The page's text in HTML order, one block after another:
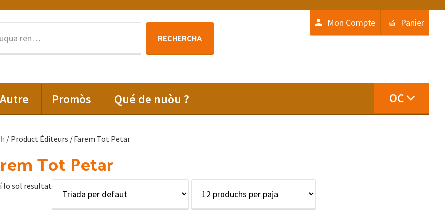
:
RECHERCHA
Mon Compte Panier
Autre Promòs Qué de nuòu ? OC
/ Product Éditeurs / Farem Tot Petar
Tot Petar
lo sol resultat